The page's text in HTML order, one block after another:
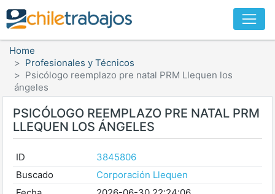
Home
Profesionales y Técnicos
Psicólogo reemplazo pre natal PRM Llequen los
ángeles
PSICÓLOGO REEMPLAZO PRE NATAL PRM
LLEQUEN LOS ÁNGELES
ID
3845806
Buscado
Corporación Llequen